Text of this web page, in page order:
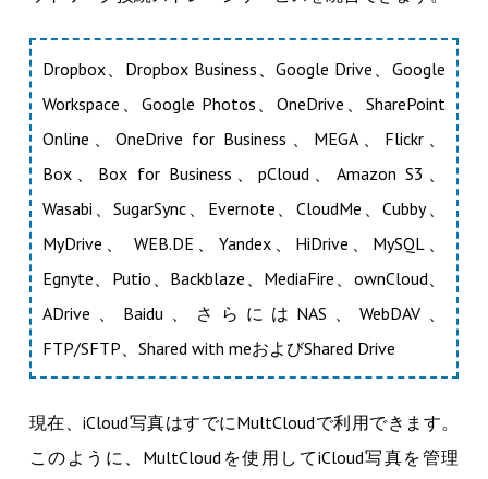
Dropbox、Dropbox Business、Google Drive、Google
Workspace、Google Photos、OneDrive、SharePoint
Online、OneDrive for Business、MEGA、Flickr、
Box、Box for Business、pCloud、Amazon S3、
Wasabi、SugarSync、Evernote、CloudMe、Cubby、
MyDrive、 WEB.DE、Yandex、HiDrive、MySQL、
Egnyte、Putio、Backblaze、MediaFire、ownCloud、
ADrive、Baidu、さらにはNAS、WebDAV、
FTP/SFTP、Shared with meおよびShared Drive
現在、iCloud写真はすでにMultCloudで利用できます。
このように、MultCloudを使用してiCloud写真を管理